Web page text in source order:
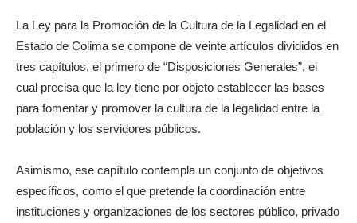
La Ley para la Promoción de la Cultura de la Legalidad en el
Estado de Colima se compone de veinte artículos divididos en
tres capítulos, el primero de “Disposiciones Generales”, el
cual precisa que la ley tiene por objeto establecer las bases
para fomentar y promover la cultura de la legalidad entre la
población y los servidores públicos.
Asimismo, ese capítulo contempla un conjunto de objetivos
específicos, como el que pretende la coordinación entre
instituciones y organizaciones de los sectores público, privado